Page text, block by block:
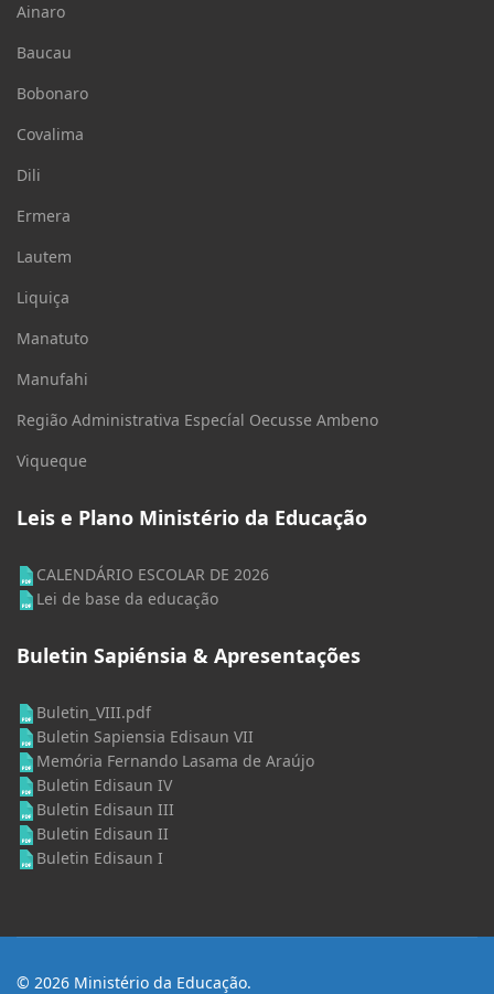
Ainaro
Baucau
Bobonaro
Covalima
Dili
Ermera
Lautem
Liquiça
Manatuto
Manufahi
Região Administrativa Especíal Oecusse Ambeno
Viqueque
Leis e Plano Ministério da Educação
CALENDÁRIO ESCOLAR DE 2026
Lei de base da educação
Buletin Sapiénsia & Apresentações
Buletin_VIII.pdf
Buletin Sapiensia Edisaun VII
Memória Fernando Lasama de Araújo
Buletin Edisaun IV
Buletin Edisaun III
Buletin Edisaun II
Buletin Edisaun I
© 2026 Ministério da Educação.